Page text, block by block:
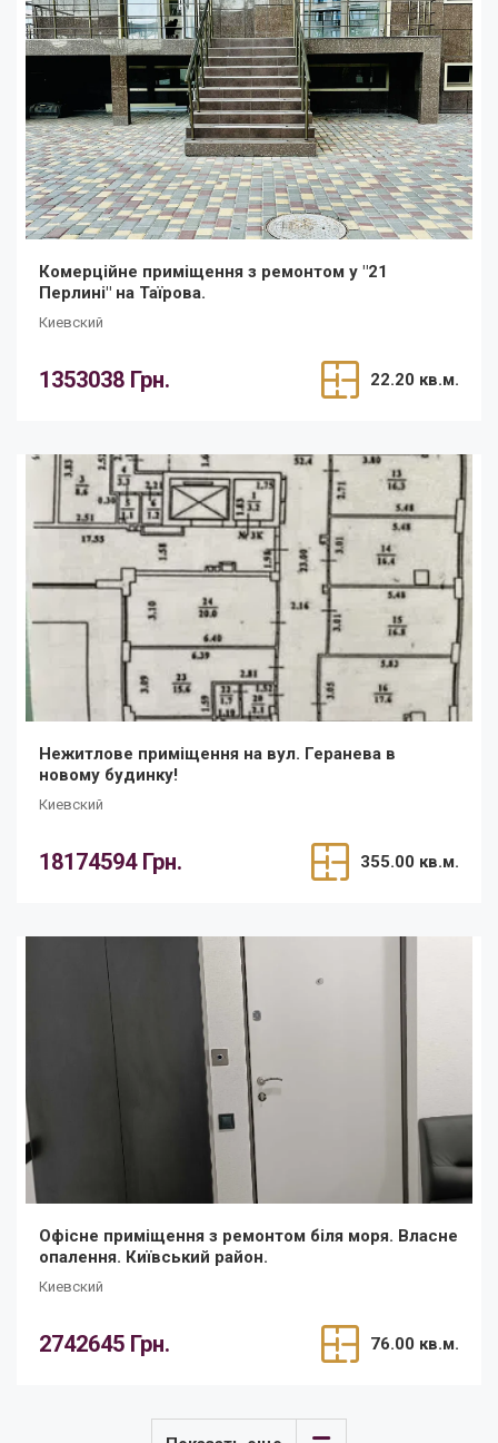
Комерційне приміщення з ремонтом у "21
Перлині" на Таїрова.
Киевский
1353038 Грн. 22.20 кв.м.
Нежитлове приміщення на вул. Геранева в
новому будинку!
Киевский
18174594 Грн. 355.00 кв.м.
Офісне приміщення з ремонтом біля моря. Власне
опалення. Київський район.
Киевский
2742645 Грн. 76.00 кв.м.